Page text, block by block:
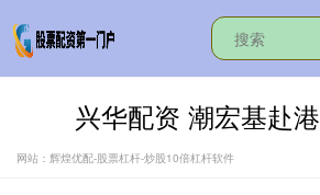
兴华配资 潮宏基赴
网站：辉煌优配-股票杠杆-炒股10倍杠杆软件